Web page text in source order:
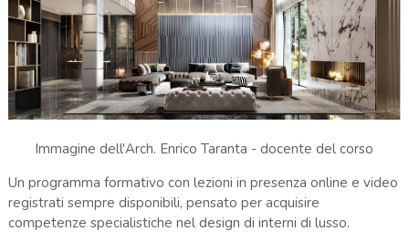
Immagine dell'Arch. Enrico Taranta - docente del corso
Un programma formativo con lezioni in presenza online e video
registrati sempre disponibili, pensato per acquisire
competenze specialistiche nel design di interni di lusso.